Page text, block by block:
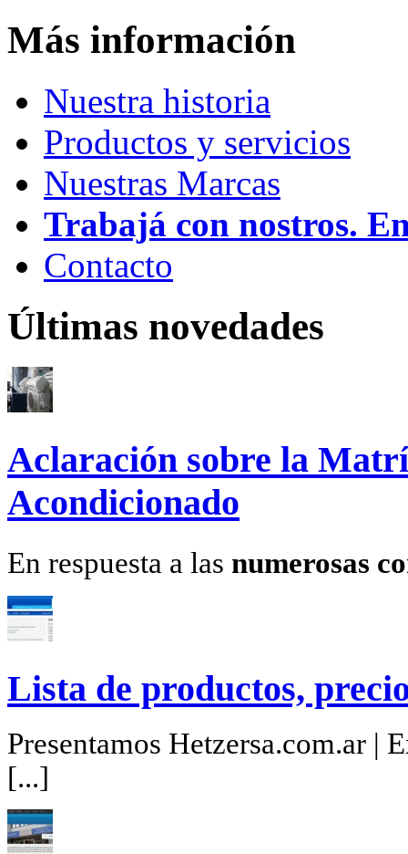
Más información
Nuestra historia
Productos y servicios
Nuestras Marcas
Trabajá con nostros.
Contacto
Últimas novedades
Aclaración sobre la
Acondicionado
En respuesta a las numerosas
Lista de productos,
Presentamos Hetzersa.com.ar |
[...]